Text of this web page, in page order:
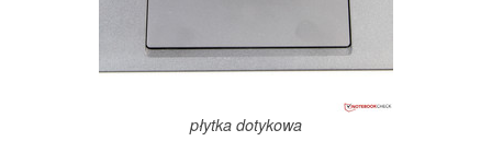
płytka dotykowa